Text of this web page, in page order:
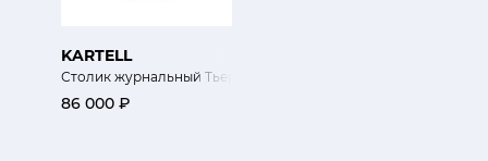
KARTELL
Столик журнальный Тьерри 33х50хh50 см
86 000 ₽